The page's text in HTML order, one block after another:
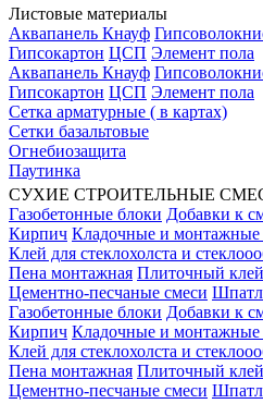
Листовые материалы
Аквапанель Кнауф
Гипсокартон ЦСП Элемент пола
Аквапанель Кнауф
Гипсокартон ЦСП Элемент пола
Сетка арматурные ( в картах)
Сетки базальтовые
Огнебиозащита
Паутинка
СУХИЕ СТРОИТЕЛЬНЫЕ
Газобетонные блоки Добавки к
Кирпич Кладочные и монтажные
Клей для стеклохолста и
Пена монтажная Плиточный клей
Цементно-песчаные смеси
Газобетонные блоки Добавки к
Кирпич Кладочные и монтажные
Клей для стеклохолста и
Пена монтажная Плиточный клей
Цементно-песчаные смеси